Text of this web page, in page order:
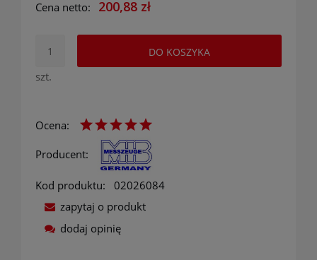
Cena netto: 200,88 zł
szt.
DO KOSZYKA
Ocena:
Producent:
Kod produktu:
02026084
zapytaj o produkt
dodaj opinię